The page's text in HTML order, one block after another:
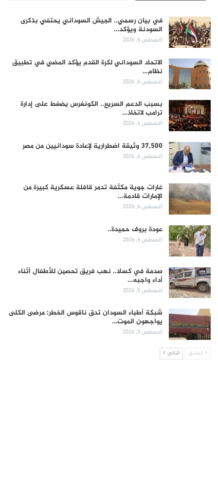
في بيان رسمي.. الجيش السوداني يحتفي بذكرى
السودنة ويؤكد…
أغسطس 6, 2026
الاتحاد السوداني لكرة القدم يؤكد المضي في تطبيق
نظام…
أغسطس 6, 2026
بسبب الدعم السريع.. الكونغرس يضغط على إدارة
ترامب لاتخاذ…
أغسطس 6, 2026
37,500 وثيقة اضطرارية لإعادة سودانيين من مصر
أغسطس 6, 2026
غارات جوية مكثفة تدمر قافلة عسكرية كبيرة من
الإمارات قادمة…
أغسطس 6, 2026
عودة بروف حميدة..
أغسطس 6, 2026
صدمة في كسلا.. نهب فريق تحصين للأطفال أثناء
أداء واجبه…
أغسطس 5, 2026
شبكة أطباء السودان تدق ناقوس الخطر: مرضى الكلى
يواجهون الموت…
أغسطس 5, 2026
السابق التالي